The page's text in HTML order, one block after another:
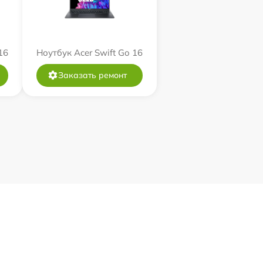
Ноутбук Acer Swift Go 16
Заказать ремонт